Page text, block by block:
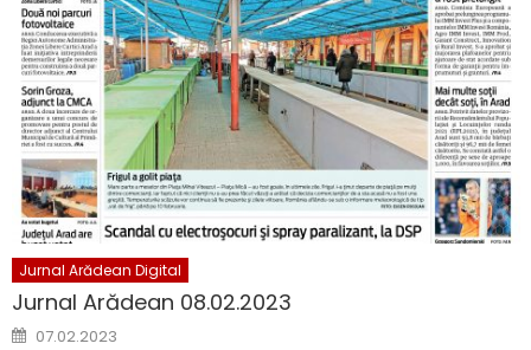
Jurnal Arădean Digital
Jurnal Arădean 08.02.2023
Posted on
07.02.2023